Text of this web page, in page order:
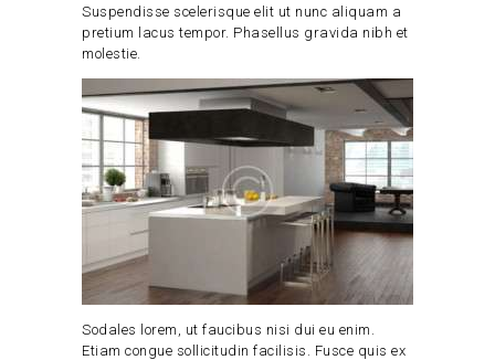
Suspendisse scelerisque elit ut nunc aliquam a
pretium lacus tempor. Phasellus gravida nibh et
molestie.
Sodales lorem, ut faucibus nisi dui eu enim.
Etiam congue sollicitudin facilisis. Fusce quis ex